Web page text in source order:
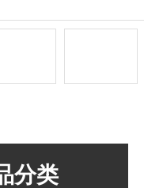
分类